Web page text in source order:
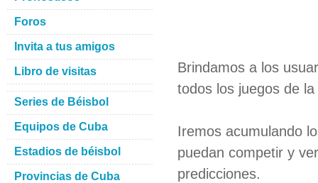
Brindamos a los
todos los juegos de
Iremos acumulando
puedan competir y
predicciones.
Foros
Invita a tus amigos
Libro de visitas
Series de Béisbol
Equipos de Cuba
Estadios de béisbol
Provincias de Cuba